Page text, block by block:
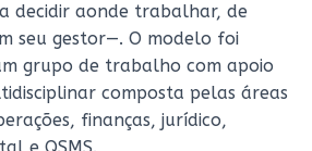
decidir aonde trabalhar, de
seu gestor—. O modelo foi
grupo de trabalho com apoio
composta pelas áreas
finanças, jurídico,